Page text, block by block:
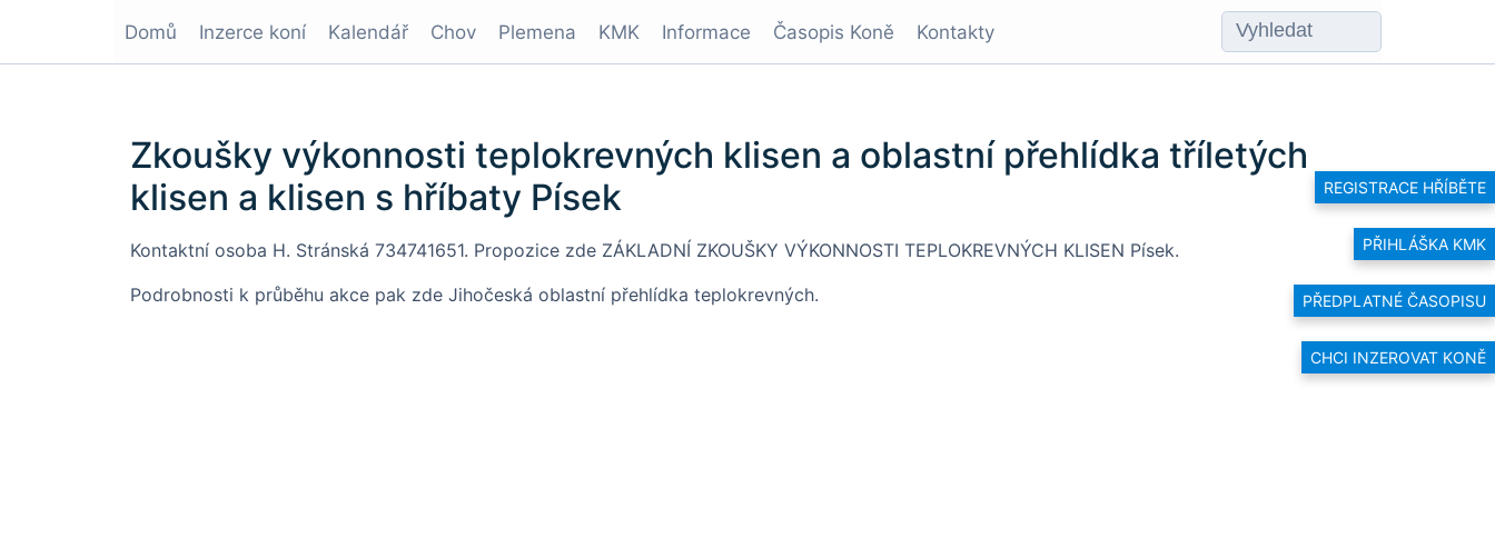
REGISTRACE HŘÍBĚTE
PŘIHLÁŠKA KMK
PŘEDPLATNÉ ČASOPISU
CHCI INZEROVAT KONĚ
Domů Inzerce koní Kalendář Chov Plemena KMK Informace Časopis Koně Kontakty
Zkoušky výkonnosti teplokrevných klisen a oblastní přehlídka tříletých
klisen a klisen s hříbaty Písek
Kontaktní osoba H. Stránská 734741651. Propozice zde ZÁKLADNÍ ZKOUŠKY VÝKONNOSTI TEPLOKREVNÝCH KLISEN Písek.
Podrobnosti k průběhu akce pak zde Jihočeská oblastní přehlídka teplokrevných.